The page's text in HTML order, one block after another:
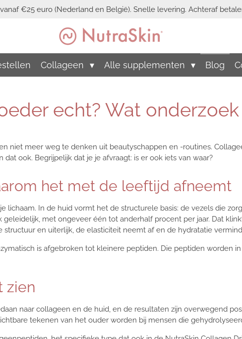
€25 euro (Nederland en België). Snelle levering. Achteraf
Collageen Alle supplementen Blog
echt? Wat
niet meer weg te denken uit beautyschappen en -routines.
ook. Begrijpelijk dat je je afvraagt: is er ook iets van waar?
het met de leeftijd afneemt
lichaam. In de huid vormt het de structurele basis: de vezels die
geleidelijk, met ongeveer één tot anderhalf procent per jaar. Dat
structuur en uiterlijk, de elasticiteit neemt af en de hydratatie
is afgebroken tot kleinere peptiden. Die peptiden worden
zien
naar collageen en de huid, en de resultaten zijn overwegend
tekenen van het ouder worden bij mensen die